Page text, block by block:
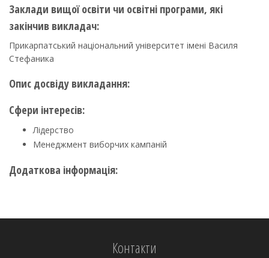
Заклади вищої освіти чи освітні програми, які
закінчив викладач:
Прикарпатський національний університет імені Василя
Стефаника
Опис досвіду викладання:
Сфери інтересів:
Лідерство
Менеджмент виборчих кампаній
Додаткова інформація:
Контакти